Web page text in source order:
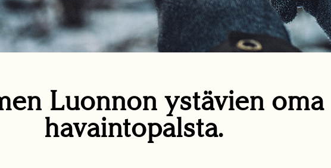
Luonnon ystävien oma
havaintopalsta.